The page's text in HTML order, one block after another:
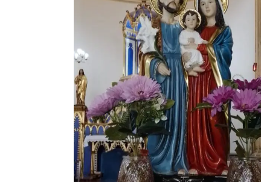
–
Setor
Bom
Retiro